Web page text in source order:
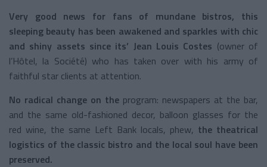
Very good news for fans of mundane bistros, this
sleeping beauty has been awakened and sparkles with chic
and shiny assets since its’ Jean Louis Costes (owner of
l’Hôtel, la Société) who has taken over with his army of
faithful star clients at attention.
No radical change on the program: newspapers at the bar,
and the same old-fashioned decor, balloon glasses for the
red wine, the same Left Bank locals, phew, the theatrical
logistics of the classic bistro and the local soul have been
preserved.